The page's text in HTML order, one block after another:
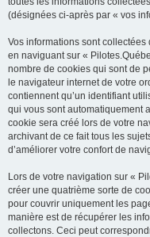
(désignées ci-après par « vos
Vos informations sont
en naviguant sur «
nombre de cookies qui sont de
le navigateur internet de votre
contiennent qu’un identifiant
qui vous sont automatiquement
cookie sera créé lors de votre
archivant de ce fait tous les
d’améliorer votre confort de
Lors de votre navigation sur «
créer une quatrième sorte de
pour couvrir uniquement les
manière est de récupérer les
collectons. Ceci peut